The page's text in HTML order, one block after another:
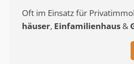
Oft im Einsatz für
häuser, Einfamilienhaus &